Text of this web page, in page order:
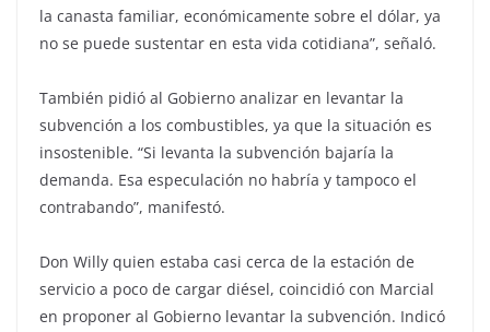
la canasta familiar, económicamente sobre el dólar, ya
no se puede sustentar en esta vida cotidiana”, señaló.
También pidió al Gobierno analizar en levantar la
subvención a los combustibles, ya que la situación es
insostenible. “Si levanta la subvención bajaría la
demanda. Esa especulación no habría y tampoco el
contrabando”, manifestó.
Don Willy quien estaba casi cerca de la estación de
servicio a poco de cargar diésel, coincidió con Marcial
en proponer al Gobierno levantar la subvención. Indicó